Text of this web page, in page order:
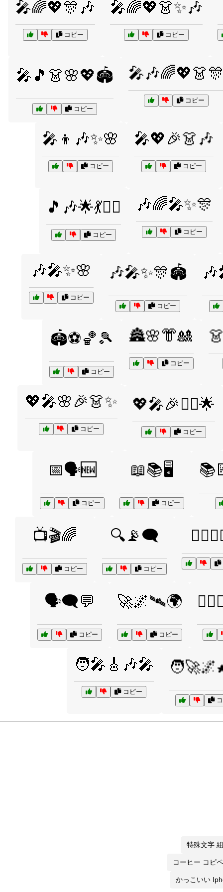
🎤🌈💖🎊🎶
コピー
🎤🌈💖👗✨🎶
コピー
🎤🎵👗🌸💖🏟️
コピー
コピー
🎤👦🎶✨🌸
コピー
🎤💖🎉👗🎶
コピー
🎵🎶🌟💃👯‍♀️
コピー
🎶🌈🎤✨🎊
コピー
🎶🎤✨🌸
コピー
🎶🎤✨🎊🏟️
コピー
🏟️⚽🏀🎾
コピー
🏯🌸👘🎎
コピー
💖🎤🌸🎉👗✨
コピー
💖🎤🎉👯‍♀️🌟
コピー
📅🗣️🆕
コピー
📖📚🖥️
コピー
📺🎬🌈
コピー
🔍📡🗨️
コピー
🗣️🗨️💬
コピー
🚀🌌🛰️🌍
コピー
🧑‍🎤🎸🎶🎤
コピー
コ
特殊文字
コーヒー コピペ
かっこいい